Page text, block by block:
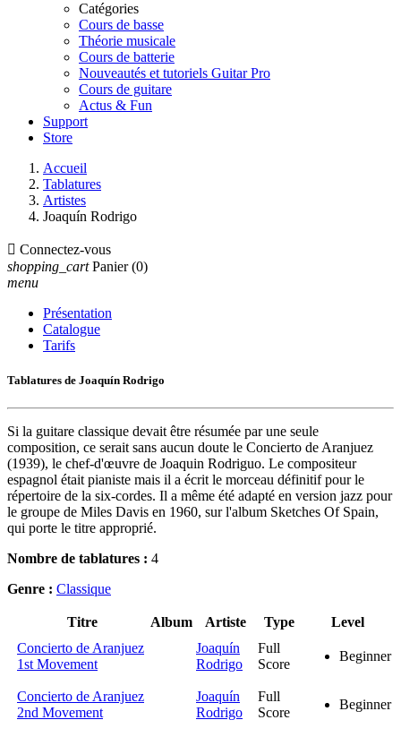
Catégories
Cours de basse
Théorie musicale
Cours de batterie
Nouveautés et tutoriels Guitar Pro
Cours de guitare
Actus & Fun
Support
Store
Accueil
Tablatures
Artistes
Joaquín Rodrigo
 Connectez-vous
shopping_cart Panier (0)
menu
Présentation
Catalogue
Tarifs
Tablatures de Joaquín Rodrigo
Si la guitare classique devait être résumée par une seule
composition, ce serait sans aucun doute le Concierto de Aranjuez
(1939), le chef-d'œuvre de Joaquin Rodriguo. Le compositeur
espagnol était pianiste mais il a écrit le morceau définitif pour le
répertoire de la six-cordes. Il a même été adapté en version jazz pour
le groupe de Miles Davis en 1960, sur l'album Sketches Of Spain,
qui porte le titre approprié.
Nombre de tablatures : 4
Genre : Classique
Titre Album Artiste Type
Level
Concierto de Aranjuez
1st Movement
Joaquín
Rodrigo
Full
Score
Beginner
Concierto de Aranjuez
2nd Movement
Joaquín
Rodrigo
Full
Score
Beginner